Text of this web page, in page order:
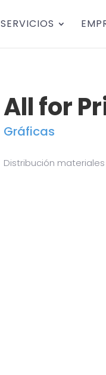
SERVICIOS
All for
Gráficas
Distribución